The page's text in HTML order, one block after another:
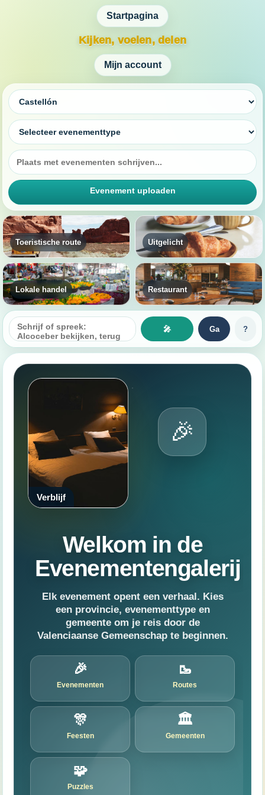
Startpagina
Kijken, voelen, delen
Mijn account
Evenement uploaden
Toeristische route Uitgelicht
Lokale handel Restaurant
🎤 Ga ?
🎉
Welkom in de
Evenementengalerij
Elk evenement opent een verhaal. Kies
een provincie, evenementtype en
gemeente om je reis door de
Valenciaanse Gemeenschap te beginnen.
🎉
Evenementen
🥾
Routes
🎊
Feesten
🏛️
Gemeenten
🧩
Puzzles
Verblijf